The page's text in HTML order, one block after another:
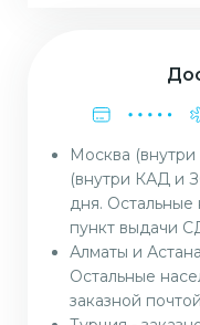
Москва
(внутри КАД и
дня.
пункт выдачи
Алматы и
Остальные
заказной